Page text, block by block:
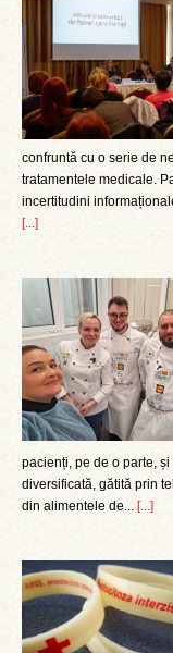
confruntă cu o serie de
tratamentele medicale.
incertitudini
[...]
pacienți, pe de o parte,
diversificată, gătită prin
din alimentele de... [...]